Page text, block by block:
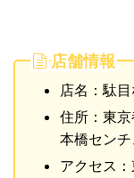
店舗情報
店名：駄
住所：東
本橋セン
アクセス